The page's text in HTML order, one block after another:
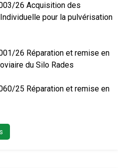
26 Acquisition des
pour la pulvérisation
26 Réparation et remise en
du Silo Rades
25 Réparation et remise en